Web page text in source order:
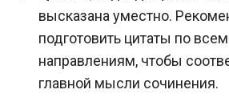
высказана уместно.
подготовить цитаты по
направлениям, чтобы
главной мысли сочинения.